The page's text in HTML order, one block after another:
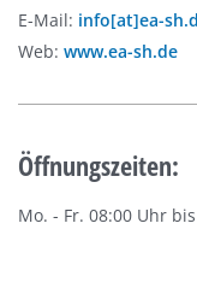
E-Mail: info[at]ea-
Web: www.ea-sh.de
Öffnungszeiten:
Mo. - Fr. 08:00 Uhr